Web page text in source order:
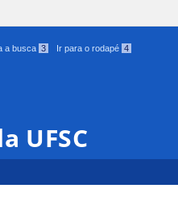
a busca 3 Ir para o rodapé 4
UFSC